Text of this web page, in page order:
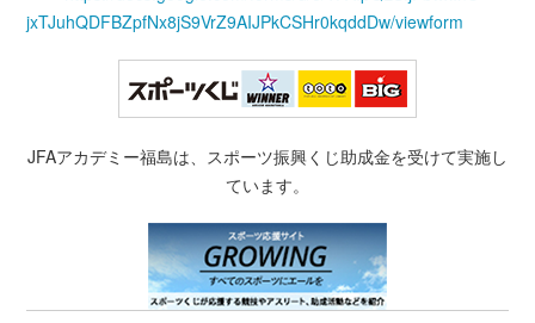
jxTJuhQDFBZpfNx8jS9VrZ9AIJPkCSHr0kqddDw/viewform
JFAアカデミー福島は、スポーツ振興くじ助成金を受けて実施し
ています。